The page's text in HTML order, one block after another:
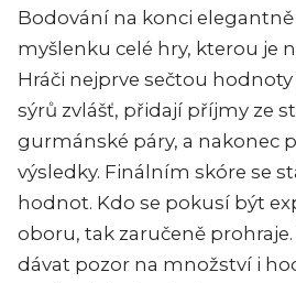
Bodování na konci
myšlenku celé hry, kterou je
Hráči nejprve sečtou
sýrů zvlášť, přidají příjmy ze
gurmánské páry, a nakonec
výsledky. Finálním skóre se
hodnot. Kdo se pokusí být
oboru, tak zaručeně
dávat pozor na množství i